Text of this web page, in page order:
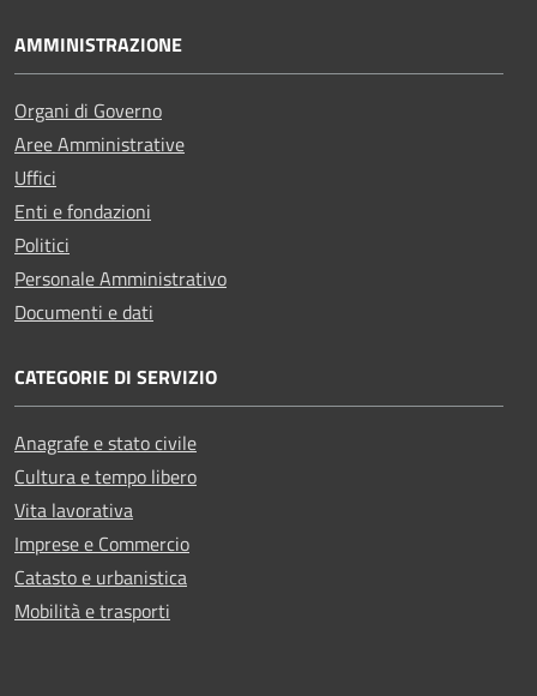
AMMINISTRAZIONE
Organi di Governo
Aree Amministrative
Uffici
Enti e fondazioni
Politici
Personale Amministrativo
Documenti e dati
CATEGORIE DI SERVIZIO
Anagrafe e stato civile
Cultura e tempo libero
Vita lavorativa
Imprese e Commercio
Catasto e urbanistica
Mobilità e trasporti